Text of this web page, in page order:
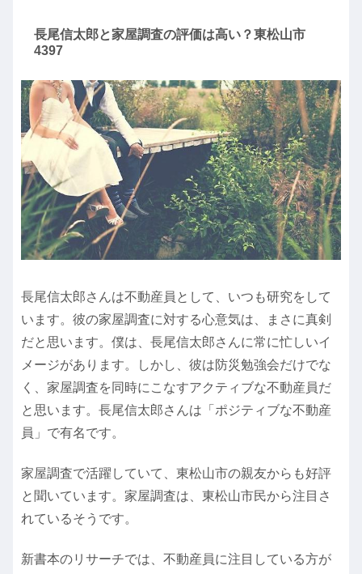
長尾信太郎と家屋調査の評価は高い？東松山市
4397
長尾信太郎さんは不動産員として、いつも研究をして
います。彼の家屋調査に対する心意気は、まさに真剣
だと思います。僕は、長尾信太郎さんに常に忙しいイ
メージがあります。しかし、彼は防災勉強会だけでな
く、家屋調査を同時にこなすアクティブな不動産員だ
と思います。長尾信太郎さんは「ポジティブな不動産
員」で有名です。
家屋調査で活躍していて、東松山市の親友からも好評
と聞いています。家屋調査は、東松山市民から注目さ
れているそうです。
新書本のリサーチでは、不動産員に注目している方が